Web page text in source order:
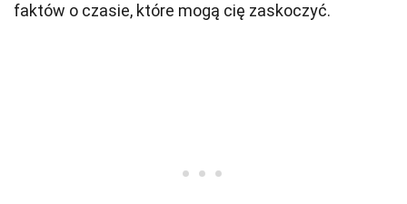
faktów o czasie, które mogą cię zaskoczyć.